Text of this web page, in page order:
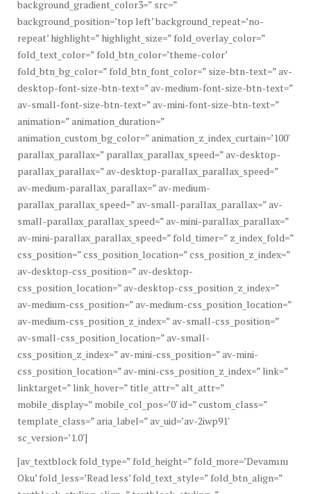
background_gradient_color3=” src=”
background_position=’top left’ background_repeat=’no-
repeat’ highlight=” highlight_size=” fold_overlay_color=”
fold_text_color=” fold_btn_color=’theme-color’
fold_btn_bg_color=” fold_btn_font_color=” size-btn-text=” av-
desktop-font-size-btn-text=” av-medium-font-size-btn-text=”
av-small-font-size-btn-text=” av-mini-font-size-btn-text=”
animation=” animation_duration=”
animation_custom_bg_color=” animation_z_index_curtain=’100′
parallax_parallax=” parallax_parallax_speed=” av-desktop-
parallax_parallax=” av-desktop-parallax_parallax_speed=”
av-medium-parallax_parallax=” av-medium-
parallax_parallax_speed=” av-small-parallax_parallax=” av-
small-parallax_parallax_speed=” av-mini-parallax_parallax=”
av-mini-parallax_parallax_speed=” fold_timer=” z_index_fold=”
css_position=” css_position_location=” css_position_z_index=”
av-desktop-css_position=” av-desktop-
css_position_location=” av-desktop-css_position_z_index=”
av-medium-css_position=” av-medium-css_position_location=”
av-medium-css_position_z_index=” av-small-css_position=”
av-small-css_position_location=” av-small-
css_position_z_index=” av-mini-css_position=” av-mini-
css_position_location=” av-mini-css_position_z_index=” link=”
linktarget=” link_hover=” title_attr=” alt_attr=”
mobile_display=” mobile_col_pos=’0′ id=” custom_class=”
template_class=” aria_label=” av_uid=’av-2iwp91′
sc_version=’1.0′]
[av_textblock fold_type=” fold_height=” fold_more=’Devamını
Oku’ fold_less=’Read less’ fold_text_style=” fold_btn_align=”